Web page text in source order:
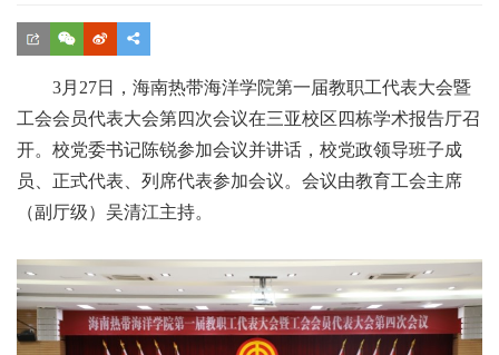
3月27日，海南热带海洋学院第一届教职工代表大会暨
工会会员代表大会第四次会议在三亚校区四栋学术报告厅召
开。 校党委书记陈锐参加会议并讲话， 校党政领导班子成
员
正式代表、列席代表参加会议。 会议由教育工会主席
（副厅级）吴清江主持。